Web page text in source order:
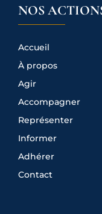
NOS
Accueil
À propos
Agir
Accompagner
Représenter
Informer
Adhérer
Contact